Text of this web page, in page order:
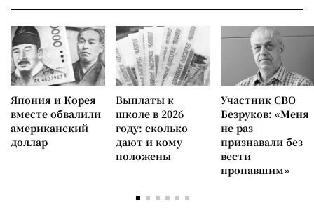
Япония и Корея
вместе обвалили
американский
доллар
Выплаты к
школе в 2026
году: сколько
дают и кому
положены
Участник СВО
Безруков: «Меня
не раз
признавали без
вести
пропавшим»